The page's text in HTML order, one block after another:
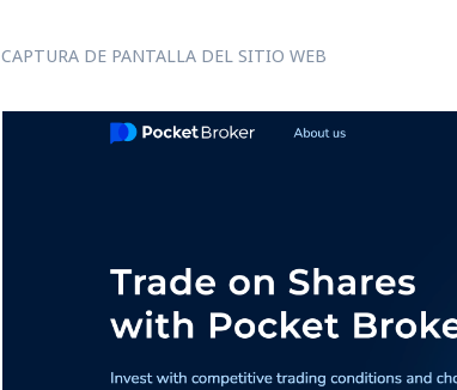
CAPTURA DE PANTALLA DEL SITIO WEB